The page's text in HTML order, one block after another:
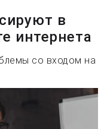
в
интернета
со входом на